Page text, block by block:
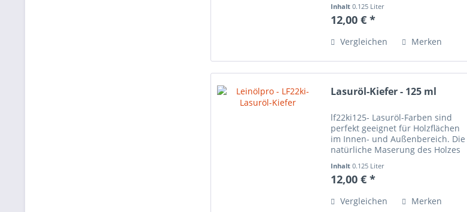
der Lasuröl-Farbe durch und wird
sehr schön betont. Bei den
Inhalt0.125 Liter
12,00 € *
Vergleichen Merken
Lasuröl-Kiefer - 125 ml
lf22ki125- Lasuröl-Farben sind
perfekt geeignet für Holzflächen
im Innen- und Außenbereich. Die
natürliche Maserung des Holzes
der Lasuröl-Farbe durch und wird
sehr schön betont. Bei den
Inhalt0.125 Liter
12,00 € *
Vergleichen Merken